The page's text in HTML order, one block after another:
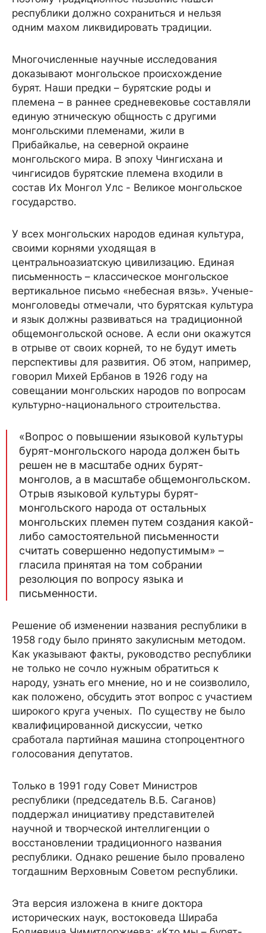
республики должно сохраниться и нельзя
одним махом ликвидировать традиции.
Многочисленные научные исследования
доказывают монгольское происхождение
бурят. Наши предки – бурятские роды и
племена – в раннее средневековье составляли
единую этническую общность с другими
монгольскими племенами, жили в
Прибайкалье, на северной окраине
монгольского мира. В эпоху Чингисхана и
чингисидов бурятские племена входили в
состав Их Монгол Улс - Великое монгольское
государство.
У всех монгольских народов единая культура,
своими корнями уходящая в
центральноазиатскую цивилизацию. Единая
письменность – классическое монгольское
вертикальное письмо «небесная вязь». Ученые-
монголоведы отмечали, что бурятская культура
и язык должны развиваться на традиционной
общемонгольской основе. А если они окажутся
в отрыве от своих корней, то не будут иметь
перспективы для развития. Об этом, например,
говорил Михей Ербанов в 1926 году на
совещании монгольских народов по вопросам
культурно-национального строительства.
«Вопрос о повышении языковой культуры
бурят-монгольского народа должен быть
решен не в масштабе одних бурят-
монголов, а в масштабе общемонгольском.
Отрыв языковой культуры бурят-
монгольского народа от остальных
монгольских племен путем создания какой-
либо самостоятельной письменности
считать совершенно недопустимым» –
гласила принятая на том собрании
резолюция по вопросу языка и
письменности.
Решение об изменении названия республики в
1958 году было принято закулисным методом.
Как указывают факты, руководство республики
не только не сочло нужным обратиться к
народу, узнать его мнение, но и не соизволило,
как положено, обсудить этот вопрос с участием
широкого круга ученых. По существу не было
квалифицированной дискуссии, четко
сработала партийная машина стопроцентного
голосования депутатов.
Только в 1991 году Совет Министров
республики (председатель В.Б. Саганов)
поддержал инициативу представителей
научной и творческой интеллигенции о
восстановлении традиционного названия
республики. Однако решение было провалено
тогдашним Верховным Советом республики.
Эта версия изложена в книге доктора
исторических наук, востоковеда Шираба